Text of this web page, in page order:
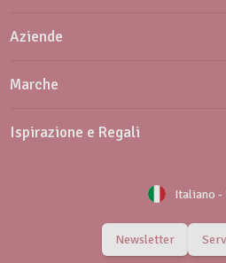
Aziende
Marche
Ispirazione e Regali
Italiano -
Newsletter